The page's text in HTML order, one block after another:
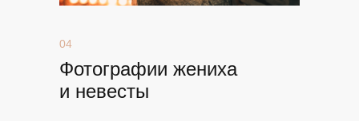
Фотографии жениха
и невесты
04